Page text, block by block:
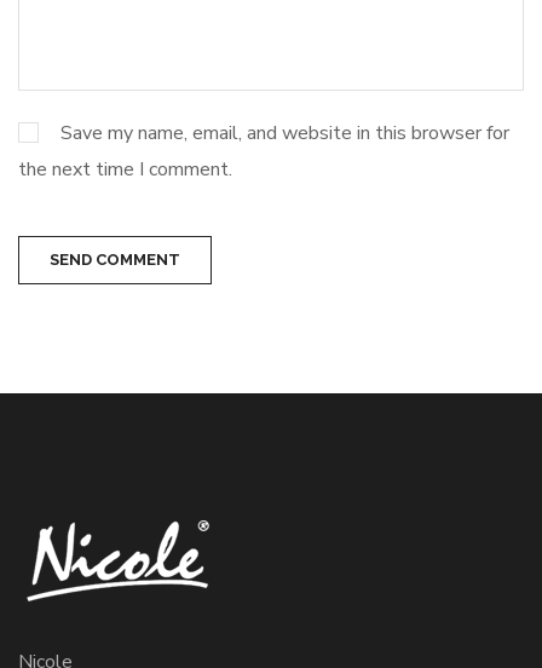
Save my name, email, and website in this browser for
the next time I comment.
SEND COMMENT
Nicole